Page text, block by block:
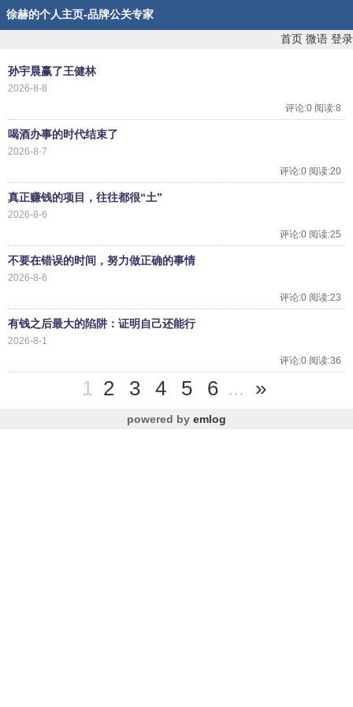
徐赫的个人主页-品牌公关专家
首页 微语 登录
孙宇晨赢了王健林
2026-8-8
评论:0 阅读:8
喝酒办事的时代结束了
2026-8-7
评论:0 阅读:20
真正赚钱的项目，往往都很“土”
2026-8-6
评论:0 阅读:25
不要在错误的时间，努力做正确的事情
2026-8-6
评论:0 阅读:23
有钱之后最大的陷阱：证明自己还能行
2026-8-1
评论:0 阅读:36
1 2 3 4 5 6 ... »
powered by emlog